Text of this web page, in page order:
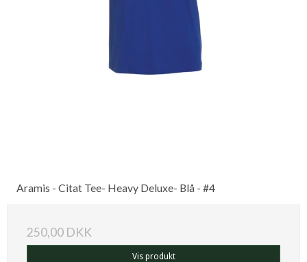
Aramis - Citat Tee- Heavy Deluxe- Blå - #4
250,00 DKK
Vis produkt